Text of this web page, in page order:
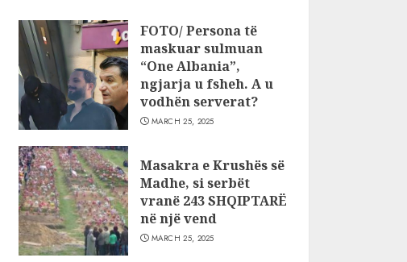
FOTO/ Persona të
maskuar sulmuan
“One Albania”,
ngjarja u fsheh. A u
vodhën serverat?
MARCH 25, 2025
Masakra e Krushës së
Madhe, si serbët
vranë 243 SHQIPTARË
në një vend
MARCH 25, 2025